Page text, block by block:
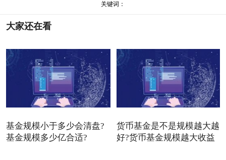
关键词：
大家还在看
基金规模小于多少会清盘?
基金规模多少亿合适?
货币基金是不是规模越大越
好?货币基金规模越大收益